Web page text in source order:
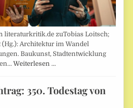
literaturkritik.de zuTobias Loitsch;
Architektur im Wandel
Baukunst, Stadtentwicklung
Weiterlesen …
350. Todestag von